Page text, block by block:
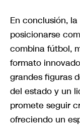
En conclusión,
posicionarse
combina fútbol,
formato
grandes figuras
del estado y un
promete seguir
ofreciendo un